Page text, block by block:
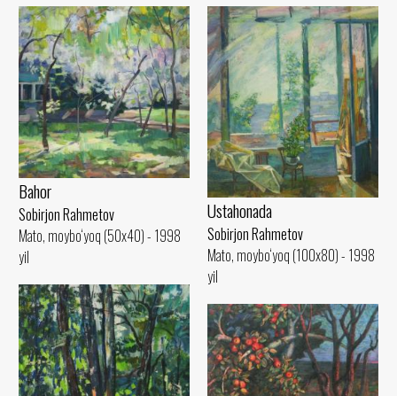
Bahor
Sobirjon Rahmetov
Mato, moybo‘yoq (50x40) - 1998
yil
Ustahonada
Sobirjon Rahmetov
Mato, moybo‘yoq (100x80) - 1998
yil